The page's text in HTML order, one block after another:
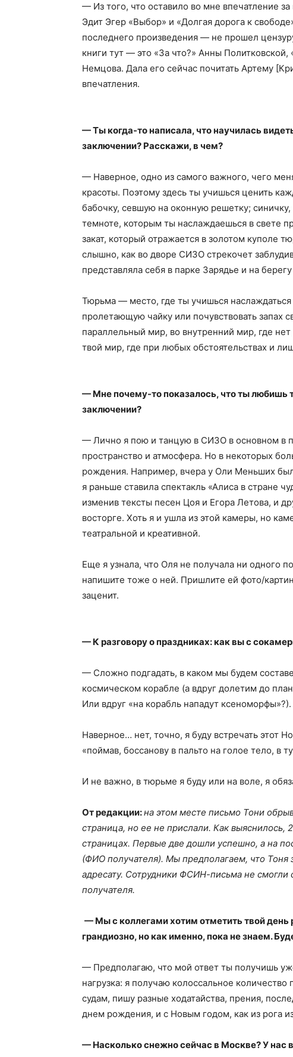
— Из того, что оставило во мне впечатление
Эдит Эгер «Выбор» и «Долгая дорога к
последнего произведения — не прошел
книги тут — это «За что?» Анны
Немцова. Дала его сейчас почитать Артему
впечатления.
— Ты когда-то написала, что научилась
заключении? Расскажи, в чем?
— Наверное, одно из самого важного, чего
красоты. Поэтому здесь ты учишься ценить
бабочку, севшую на оконную решетку;
темноте, которым ты наслаждаешься в свете
закат, который отражается в золотом куполе
слышно, как во дворе СИЗО стрекочет
представляла себя в парке Зарядье и на
Тюрьма — место, где ты учишься
пролетающую чайку или почувствовать запах
параллельный мир, во внутренний мир, где
твой мир, где при любых обстоятельствах и
— Мне почему-то показалось, что ты любишь
заключении?
— Лично я пою и танцую в СИЗО в основном в
пространство и атмосфера. Но в некоторых
рождения. Например, вчера у Оли Меньших
я раньше ставила спектакль «Алиса в стране
изменив тексты песен Цоя и Егора Летова, и
восторге. Хоть я и ушла из этой камеры, но
театральной и креативной.
Еще я узнала, что Оля не получала ни одного
напишите тоже о ней. Пришлите ей фото/
заценит.
— К разговору о праздниках: как вы с
— Сложно подгадать, в каком мы будем
космическом корабле (а вдруг долетим до
Или вдруг «на корабль нападут ксеноморфы»?).
Наверное… нет, точно, я буду встречать этот
«поймав, боссанову в пальто на голое тело, в
И не важно, в тюрьме я буду или на воле, я
От редакции:на этом месте письмо Тони
страница, но ее не прислали. Как выяснилось,
страницах. Первые две дошли успешно, а на
(ФИО получателя). Мы предполагаем, что Тоня
адресату. Сотрудники ФСИН-письма не смогли
получателя.
— Мы с коллегами хотим отметить твой
грандиозно, но как именно, пока не знаем.
— Предполагаю, что мой ответ ты получишь
нагрузка: я получаю колоссальное
судам, пишу разные ходатайства, прения,
днем рождения, и с Новым годом, как из рога
— Насколько снежно сейчас в Москве? У нас